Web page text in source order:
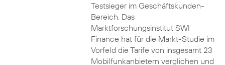
Testsieger im Geschäftskunden-
Bereich. Das
Marktforschungsinstitut SWI
Finance hat für die Markt-Studie im
Vorfeld die Tarife von insgesamt 23
Mobilfunkanbietern verglichen und